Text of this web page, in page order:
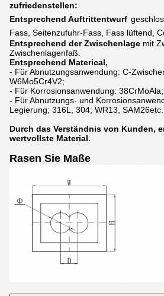
zufriedenstellen:
Entsprechend Auftrittentwurf
Fass, Seitenzufuhr-Fass, Fass lüftend,
Entsprechend der Zwischenlage mit
Zwischenlagenfaß.
Entsprechend Materical,
- Für Abnutzungsanwendung: C-
W6Mo5Cr4V2;
- Für Korrosionsanwendung:
- Für Abnutzungs- und
Legierung; 316L, 304; WR13, SAM26etc.
Durch das Verständnis von Kunden,
wertvollste Material.
Rasen Sie Maße